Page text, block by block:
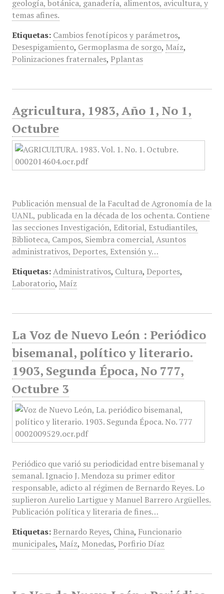
geología, botánica, ganadería, alimentos, avicultura, y
temas afines.
Etiquetas: Cambios fenotípicos y parámetros,
Desespigamiento, Germoplasma de sorgo, Maíz,
Polinizaciones fraternales, Pplantas
Agricultura, 1983, Año 1, No 1,
Octubre
Publicación mensual de la Facultad de Agronomía de la
UANL, publicada en la década de los ochenta. Contiene
las secciones Investigación, Editorial, Estudiantiles,
Biblioteca, Campos, Siembra comercial, Asuntos
administrativos, Deportes, Extensión y…
Etiquetas: Administrativos, Cultura, Deportes,
Laboratorio, Maíz
La Voz de Nuevo León : Periódico
bisemanal, político y literario.
1903, Segunda Época, No 777,
Octubre 3
Periódico que varió su periodicidad entre bisemanal y
semanal. Ignacio J. Mendoza su primer editor
responsable, adicto al régimen de Bernardo Reyes. Lo
suplieron Aurelio Lartigue y Manuel Barrero Argüelles.
Publicación política y literaria de fines…
Etiquetas: Bernardo Reyes, China, Funcionario
municipales, Maíz, Monedas, Porfirio Díaz